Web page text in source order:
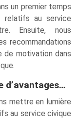
un premier temps
relatifs au service
Ensuite, nous
recommandations
de motivation dans
d’avantages…
mettre en lumière
au service civique